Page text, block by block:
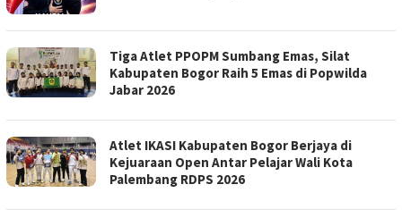
Tiga Atlet PPOPM Sumbang Emas, Silat
Kabupaten Bogor Raih 5 Emas di Popwilda
Jabar 2026
Atlet IKASI Kabupaten Bogor Berjaya di
Kejuaraan Open Antar Pelajar Wali Kota
Palembang RDPS 2026